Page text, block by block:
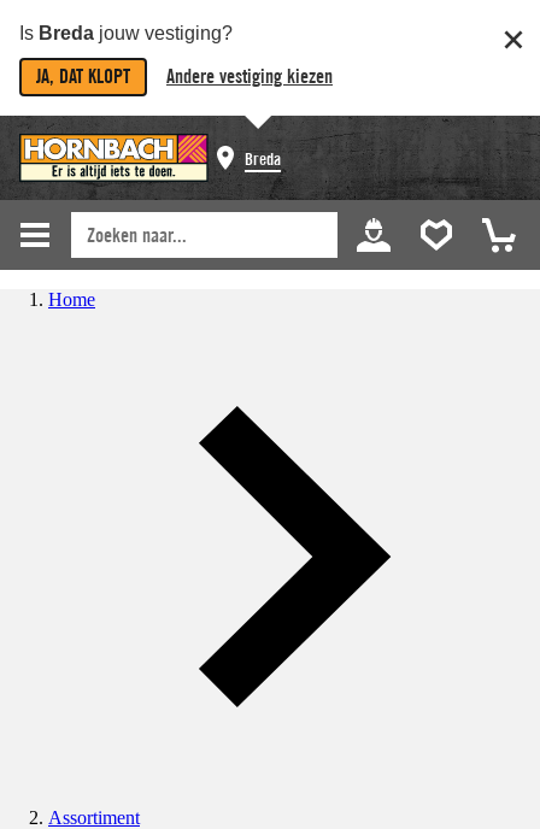
Is Breda jouw vestiging?
JA, DAT KLOPT Andere vestiging kiezen
Breda
Home
Assortiment